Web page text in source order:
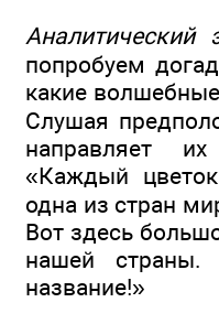
Аналитический
попробуем
какие
Слушая
направляет
«Каждый
одна из стран
Вот здесь
нашей страны.
название!»